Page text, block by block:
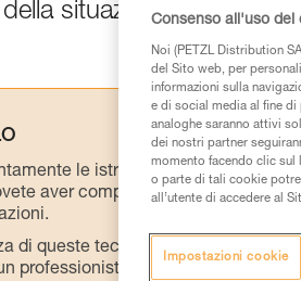
situazione di lavoro
le istruzioni tecniche dei
aver compreso le informazioni
di queste tecniche richiede una
professionista la vostra capacità di
Consenso all'uso dei
Noi (PETZL Distribution
del Sito web, per
informazioni sulla
e di social media al fine
analoghe saranno attivi
dei nostri partner
momento facendo clic sul
o parte di tali cookie
all’utente di accedere al
Impostazioni cookie